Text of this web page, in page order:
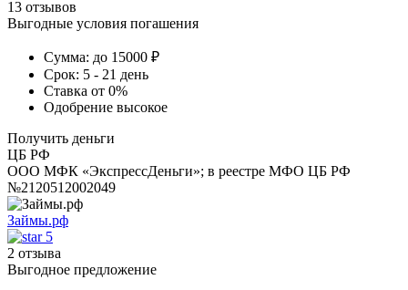
13 отзывов
Выгодные условия погашения
Сумма: до 15000 ₽
Срок: 5 - 21 день
Ставка от 0%
Одобрение высокое
Получить деньги
ЦБ РФ
ООО МФК «ЭкспрессДеньги»; в реестре МФО ЦБ РФ
№2120512002049
Займы.рф
5
2 отзыва
Выгодное предложение